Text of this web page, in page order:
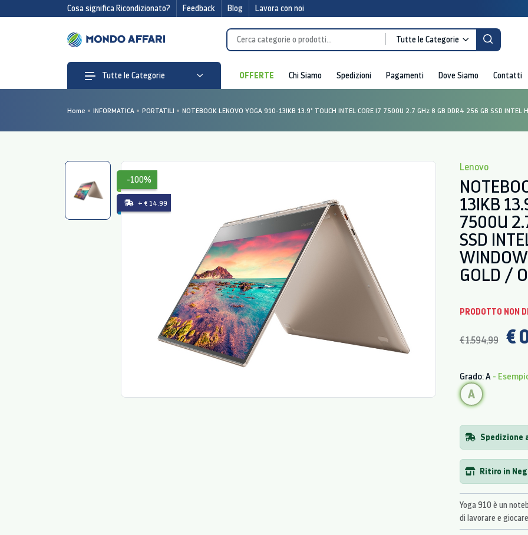
Cosa significa Ricondizionato? Feedback Blog Lavora con noi
Tutte le Categorie
Tutte le Categorie OFFERTE Chi Siamo Spedizioni Pagamenti Dove Siamo Contatti
Home INFORMATICA PORTATILI NOTEBOOK LENOVO YOGA 910-13IKB 13.9" TOUCH INTEL CORE I7 7500U 2.7 GHz 8 GB DDR4 256 GB SSD INTEL
-100%
+ € 14.99
Lenovo
13IKB
7500U
SSD
GOLD /
PRODOTTO NON
€ 1.594,99 €
Grado: A -
A
Spedizione
Ritiro in
Yoga 910 è un
di lavorare e